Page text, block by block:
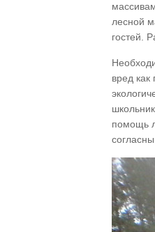
лесной
гостей.
вред
помощь